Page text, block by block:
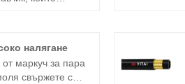
налягане
маркуч за пара
свържете се с